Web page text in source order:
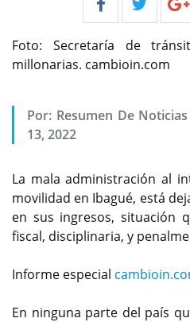
Foto: Secretaría de
millonarias. cambioin.com
Por: Resumen De
13, 2022
La mala administración al
movilidad en Ibagué, está
en sus ingresos, situación
fiscal, disciplinaria, y
Informe especial
En ninguna parte del país